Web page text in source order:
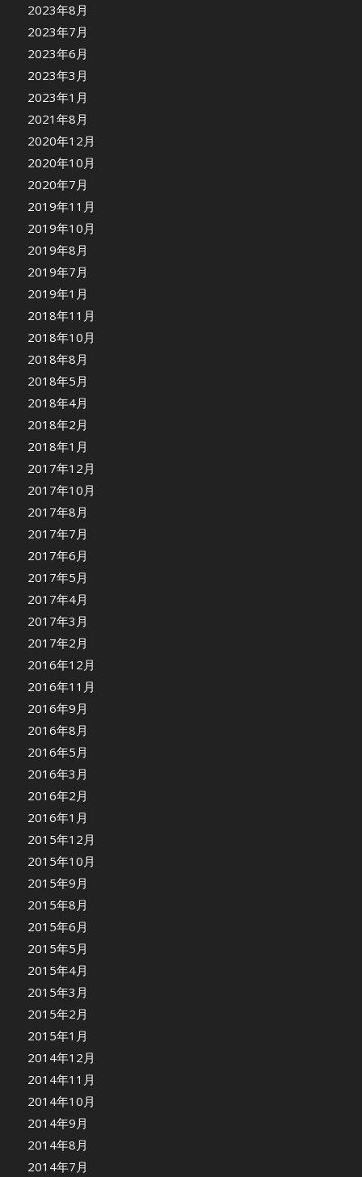
2023年8月
2023年7月
2023年6月
2023年3月
2023年1月
2021年8月
2020年12月
2020年10月
2020年7月
2019年11月
2019年10月
2019年8月
2019年7月
2019年1月
2018年11月
2018年10月
2018年8月
2018年5月
2018年4月
2018年2月
2018年1月
2017年12月
2017年10月
2017年8月
2017年7月
2017年6月
2017年5月
2017年4月
2017年3月
2017年2月
2016年12月
2016年11月
2016年9月
2016年8月
2016年5月
2016年3月
2016年2月
2016年1月
2015年12月
2015年10月
2015年9月
2015年8月
2015年6月
2015年5月
2015年4月
2015年3月
2015年2月
2015年1月
2014年12月
2014年11月
2014年10月
2014年9月
2014年8月
2014年7月